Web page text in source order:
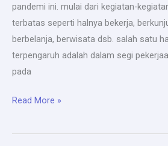
pandemi ini. mulai dari kegiatan-
terbatas seperti halnya bekerja,
berbelanja, berwisata dsb. salah satu
terpengaruh adalah dalam segi
pada
IGTKI
:
Read More »